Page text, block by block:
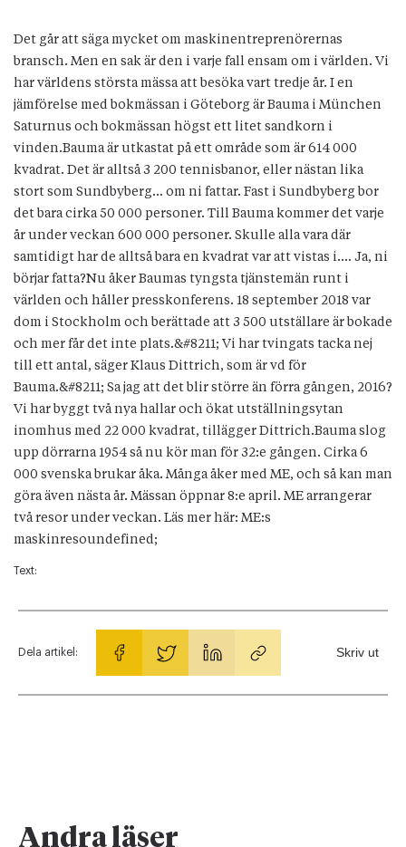
Det går att säga mycket om maskinentreprenörernas
bransch. Men en sak är den i varje fall ensam om i världen. Vi
har världens största mässa att besöka vart tredje år. I en
jämförelse med bokmässan i Göteborg är Bauma i München
Saturnus och bokmässan högst ett litet sandkorn i
vinden.Bauma är utkastat på ett område som är 614 000
kvadrat. Det är alltså 3 200 tennisbanor, eller nästan lika
stort som Sundbyberg… om ni fattar. Fast i Sundbyberg bor
det bara cirka 50 000 personer. Till Bauma kommer det varje
år under veckan 600 000 personer. Skulle alla vara där
samtidigt har de alltså bara en kvadrat var att vistas i.… Ja, ni
börjar fatta?Nu åker Baumas tyngsta tjänstemän runt i
världen och håller presskonferens. 18 september 2018 var
dom i Stockholm och berättade att 3 500 utställare är bokade
och mer får det inte plats.&#8211; Vi har tvingats tacka nej
till ett antal, säger Klaus Dittrich, som är vd för
Bauma.&#8211; Sa jag att det blir större än förra gången, 2016?
Vi har byggt två nya hallar och ökat utställningsytan
inomhus med 22 000 kvadrat, tillägger Dittrich.Bauma slog
upp dörrarna 1954 så nu kör man för 32:e gången. Cirka 6
000 svenska brukar åka. Många åker med ME, och så kan man
göra även nästa år. Mässan öppnar 8:e april. ME arrangerar
två resor under veckan. Läs mer här: ME:s
maskinresoundefined;
Text:
Dela artikel: Skriv ut
Andra läser